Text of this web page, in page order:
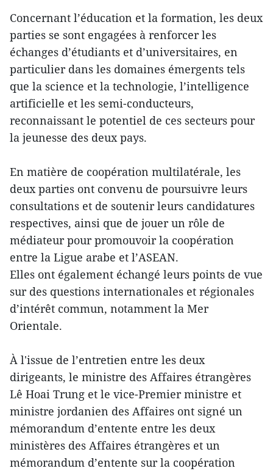
Concernant l’éducation et la formation, les deux
parties se sont engagées à renforcer les
échanges d’étudiants et d’universitaires, en
particulier dans les domaines émergents tels
que la science et la technologie, l’intelligence
artificielle et les semi-conducteurs,
reconnaissant le potentiel de ces secteurs pour
la jeunesse des deux pays.
En matière de coopération multilatérale, les
deux parties ont convenu de poursuivre leurs
consultations et de soutenir leurs candidatures
respectives, ainsi que de jouer un rôle de
médiateur pour promouvoir la coopération
entre la Ligue arabe et l’ASEAN.
Elles ont également échangé leurs points de vue
sur des questions internationales et régionales
d’intérêt commun, notamment la Mer
Orientale.
À l'issue de l’entretien entre les deux
dirigeants, le ministre des Affaires étrangères
Lê Hoai Trung et le vice-Premier ministre et
ministre jordanien des Affaires ont signé un
mémorandum d’entente entre les deux
ministères des Affaires étrangères et un
mémorandum d’entente sur la coopération